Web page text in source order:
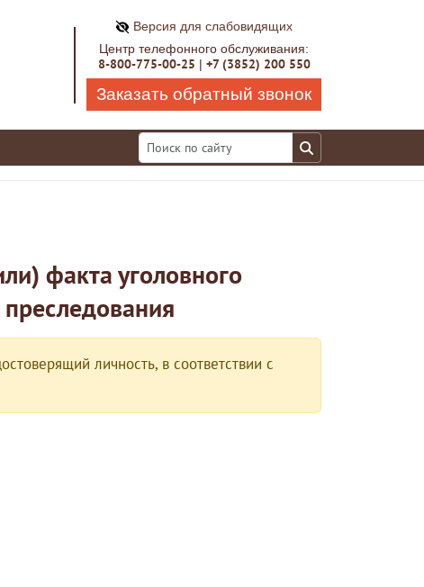
Версия для слабовидящих
Центр телефонного обслуживания:
8-800-775-00-25 | +7 (3852) 200 550
Заказать обратный звонок
факта уголовного
личность, в соответствии с